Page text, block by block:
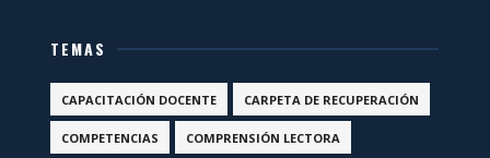
TEMAS
CAPACITACIÓN DOCENTE CARPETA DE RECUPERACIÓN
COMPETENCIAS COMPRENSIÓN LECTORA